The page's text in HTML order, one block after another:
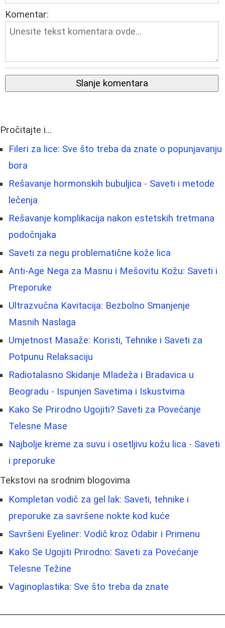
Komentar:
Slanje komentara
Pročitajte i...
Fileri za lice: Sve što treba da znate o popunjavanju
bora
Rešavanje hormonskih bubuljica - Saveti i metode
lečenja
Rešavanje komplikacija nakon estetskih tretmana
podočnjaka
Saveti za negu problematične kože lica
Anti-Age Nega za Masnu i Mešovitu Kožu: Saveti i
Preporuke
Ultrazvučna Kavitacija: Bezbolno Smanjenje
Masnih Naslaga
Umjetnost Masaže: Koristi, Tehnike i Saveti za
Potpunu Relaksaciju
Radiotalasno Skidanje Mladeža i Bradavica u
Beogradu - Ispunjen Savetima i Iskustvima
Kako Se Prirodno Ugojiti? Saveti za Povećanje
Telesne Mase
Najbolje kreme za suvu i osetljivu kožu lica - Saveti
i preporuke
Tekstovi na srodnim blogovima
Kompletan vodič za gel lak: Saveti, tehnike i
preporuke za savršene nokte kod kuće
Savršeni Eyeliner: Vodič kroz Odabir i Primenu
Kako Se Ugojiti Prirodno: Saveti za Povećanje
Telesne Težine
Vaginoplastika: Sve što treba da znate